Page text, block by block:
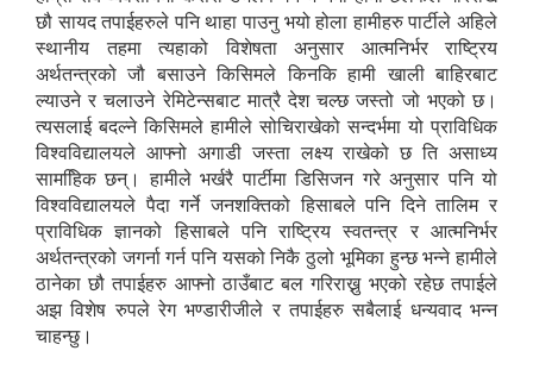
छौ सायद तपाईहरुले पनि थाहा पाउनु भयो होला हामीहरु पार्टीले अहिले
स्थानीय तहमा त्यहाको विशेषता अनुसार आत्मनिर्भर राष्ट्रिय
अर्थतन्त्रको जौ बसाउने किसिमले किनकि हामी खाली बाहिरबाट
ल्याउने र चलाउने रेमिटेन्सबाट मात्रै देश चल्छ जस्तो जो भएको छ।
त्यसलाई बदल्ने किसिमले हामीले सोचिराखेको सन्दर्भमा यो प्राविधिक
विश्वविद्यालयले आफ्नो अगाडी जस्ता लक्ष्य राखेको छ ति असाध्य
सामहििक छन्। हामीले भर्खरै पार्टीमा डिसिजन गरे अनुसार पनि यो
विश्वविद्यालयले पैदा गर्ने जनशक्तिको हिसाबले पनि दिने तालिम र
प्राविधिक ज्ञानको हिसाबले पनि राष्ट्रिय स्वतन्त्र र आत्मनिर्भर
अर्थतन्त्रको जगर्ना गर्न पनि यसको निकै ठुलो भूमिका हुन्छ भन्ने हामीले
ठानेका छौ तपाईहरु आफ्नो ठाउँबाट बल गरिराख्नु भएको रहेछ तपाईले
अझ विशेष रुपले रेग भण्डारीजीले र तपाईहरु सबैलाई धन्यवाद भन्न
चाहन्छु।